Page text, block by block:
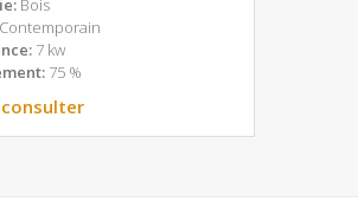
Bois
Contemporain
7 kw
75 %